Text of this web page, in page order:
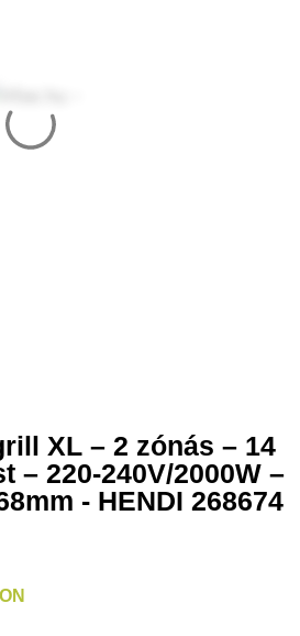
XL – 2 zónás – 14
– 220-240V/2000W –
- HENDI 268674